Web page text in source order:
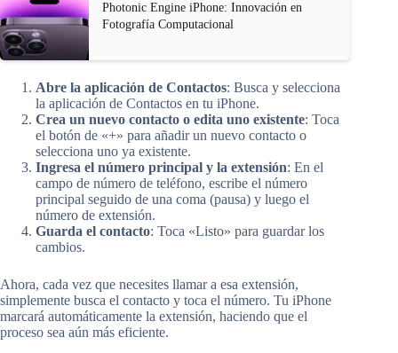
Photonic Engine iPhone: Innovación en
Fotografía Computacional
Abre la aplicación de Contactos: Busca y selecciona
la aplicación de Contactos en tu iPhone.
Crea un nuevo contacto o edita uno existente: Toca
el botón de «+» para añadir un nuevo contacto o
selecciona uno ya existente.
Ingresa el número principal y la extensión: En el
campo de número de teléfono, escribe el número
principal seguido de una coma (pausa) y luego el
número de extensión.
Guarda el contacto: Toca «Listo» para guardar los
cambios.
Ahora, cada vez que necesites llamar a esa extensión,
simplemente busca el contacto y toca el número. Tu iPhone
marcará automáticamente la extensión, haciendo que el
proceso sea aún más eficiente.